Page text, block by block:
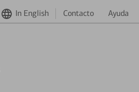
In English Contacto Ayuda